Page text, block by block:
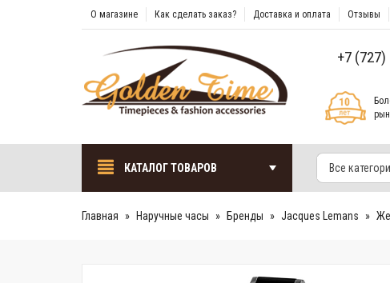
О магазине Как сделать заказ? Доставка и оплата Отзывы
+7 (727)
КАТАЛОГ ТОВАРОВ Все
Главная Наручные часы Бренды Jacques Lemans